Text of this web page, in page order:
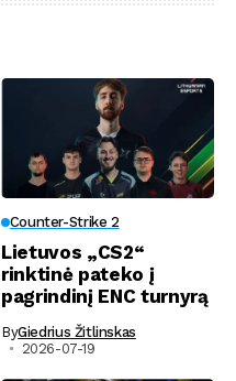
Counter-Strike 2
Lietuvos „CS2“
rinktinė pateko į
pagrindinį ENC turnyrą
ByGiedrius Žitlinskas
2026-07-19